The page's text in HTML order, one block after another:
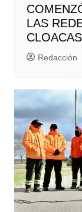
LAS
Redacción